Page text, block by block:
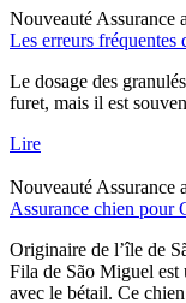
Nouveauté Assurance
Les erreurs fréquentes
Le dosage des
furet, mais il est
Lire
Nouveauté Assurance
Assurance chien pour
Originaire de l’île de
Fila de São Miguel est
avec le bétail. Ce